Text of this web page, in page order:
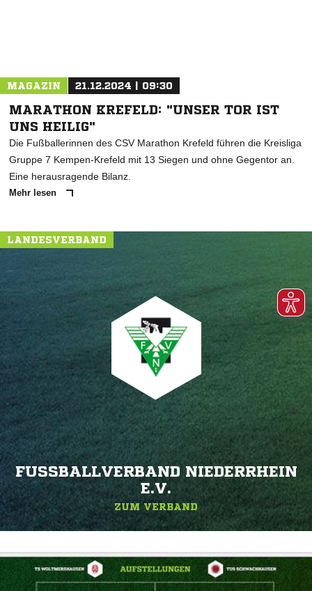
MAGAZIN 21.12.2024 | 09:30
MARATHON KREFELD: "UNSER TOR IST
UNS HEILIG"
Die Fußballerinnen des CSV Marathon Krefeld führen die Kreisliga
Gruppe 7 Kempen-Krefeld mit 13 Siegen und ohne Gegentor an.
Eine herausragende Bilanz.
Mehr lesen
LANDESVERBAND
FUSSBALLVERBAND NIEDERRHEIN E
.V.
ZUM VERBAND